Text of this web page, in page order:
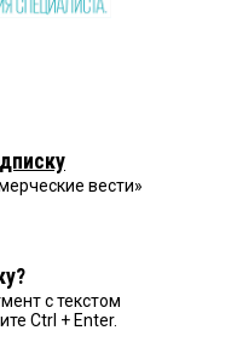
вести»
с текстом
Ctrl + Enter.